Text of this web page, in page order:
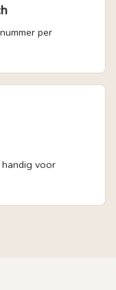
per
voor